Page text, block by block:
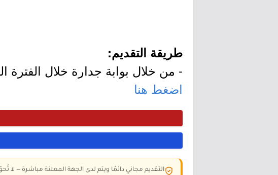
طريقة التقديم:
- من خلال بوابة جدارة خلال الفترة
اضغط هنا
التقديم مجاني دائمًا ويتم لدى الجهة المعلنة مباشرة — لا